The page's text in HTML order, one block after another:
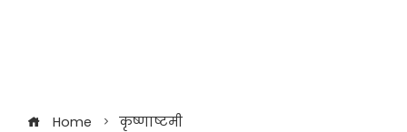
Home कृष्णाष्टमी